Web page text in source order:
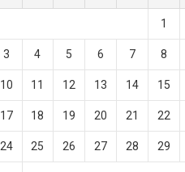
1
3 4 5 6 7 8
10 11 12 13 14 15
17 18 19 20 21 22
24 25 26 27 28 29